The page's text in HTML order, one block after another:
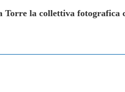
la collettiva fotografica